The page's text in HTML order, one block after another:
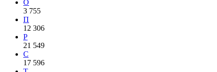
О
3 755
П
12 306
Р
21 549
С
17 596